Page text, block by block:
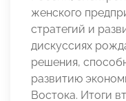
женского
стратегий и
дискуссиях
решения,
развитию
Востока. Итоги